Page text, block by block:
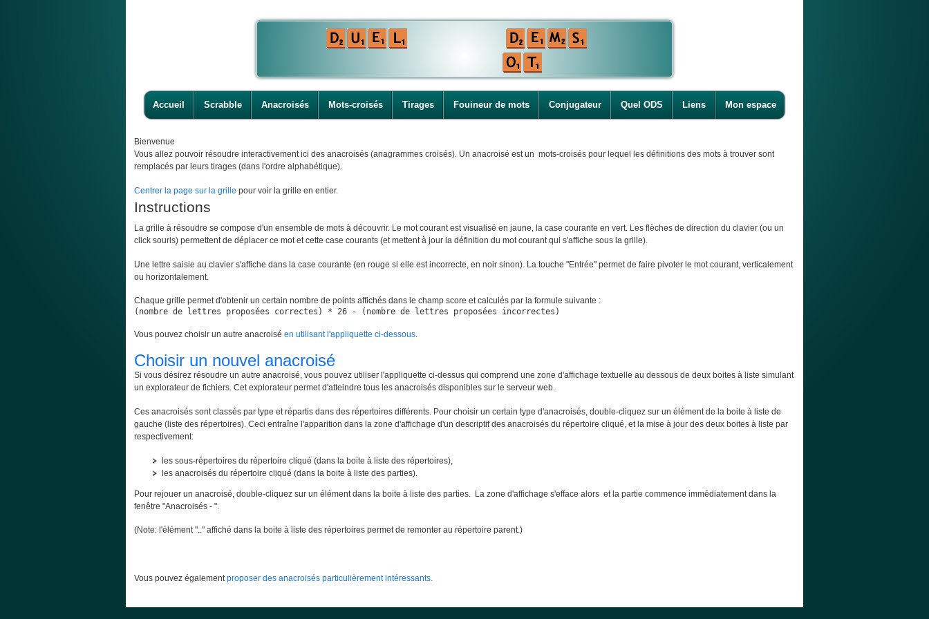
Accueil Scrabble Anacroisés Mots-croisés Tirages Fouineur de mots Conjugateur Quel ODS Liens Mon espace
Bienvenue
Vous allez pouvoir résoudre interactivement ici des anacroisés (anagrammes croisés). Un anacroisé est un mots-croisés pour lequel les définitions des mots à trouver sont
remplacés par leurs tirages (dans l'ordre alphabétique).
Centrer la page sur la grille pour voir la grille en entier.
Instructions
La grille à résoudre se compose d'un ensemble de mots à découvrir. Le mot courant est visualisé en jaune, la case courante en vert. Les flèches de direction du clavier (ou un
click souris) permettent de déplacer ce mot et cette case courants (et mettent à jour la définition du mot courant qui s'affiche sous la grille).
Une lettre saisie au clavier s'affiche dans la case courante (en rouge si elle est incorrecte, en noir sinon). La touche "Entrée" permet de faire pivoter le mot courant, verticalement
ou horizontalement.
Chaque grille permet d'obtenir un certain nombre de points affichés dans le champ score et calculés par la formule suivante :
(nombre de lettres proposées correctes) * 26 - (nombre de lettres proposées incorrectes)
Vous pouvez choisir un autre anacroisé en utilisant l'appliquette ci-dessous.
Choisir un nouvel anacroisé
Si vous désirez résoudre un autre anacroisé, vous pouvez utiliser l'appliquette ci-dessus qui comprend une zone d'affichage textuelle au dessous de deux boites à liste simulant
un explorateur de fichiers. Cet explorateur permet d'atteindre tous les anacroisés disponibles sur le serveur web.
Ces anacroisés sont classés par type et répartis dans des répertoires différents. Pour choisir un certain type d'anacroisés, double-cliquez sur un élément de la boite à liste de
gauche (liste des répertoires). Ceci entraîne l'apparition dans la zone d'affichage d'un descriptif des anacroisés du répertoire cliqué, et la mise à jour des deux boites à liste par
respectivement:
les sous-répertoires du répertoire cliqué (dans la boite à liste des répertoires),
les anacroisés du répertoire cliqué (dans la boite à liste des parties).
Pour rejouer un anacroisé, double-cliquez sur un élément dans la boite à liste des parties. La zone d'affichage s'efface alors et la partie commence immédiatement dans la
fenêtre "Anacroisés - ".
(Note: l'élément ".." affiché dans la boite à liste des répertoires permet de remonter au répertoire parent.)
Vous pouvez égalementproposer des anacroisés particulièrement intéressants.